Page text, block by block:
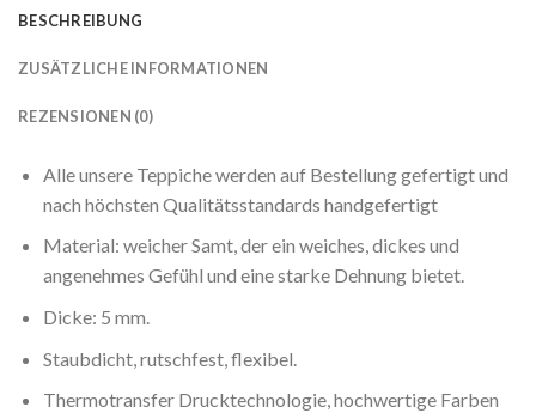
BESCHREIBUNG
ZUSÄTZLICHE INFORMATIONEN
REZENSIONEN (0)
Alle unsere Teppiche werden auf Bestellung gefertigt und
nach höchsten Qualitätsstandards handgefertigt
Material: weicher Samt, der ein weiches, dickes und
angenehmes Gefühl und eine starke Dehnung bietet.
Dicke: 5 mm.
Staubdicht, rutschfest, flexibel.
Thermotransfer Drucktechnologie, hochwertige Farben